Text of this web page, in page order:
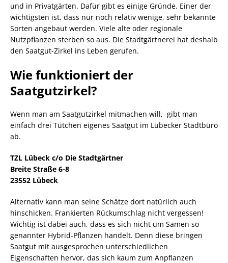
und in Privatgärten. Dafür gibt es einige Gründe. Einer der
wichtigsten ist, dass nur noch relativ wenige, sehr bekannte
Sorten angebaut werden. Viele alte oder regionale
Nutzpflanzen sterben so aus. Die Stadtgärtnerei hat deshalb
den Saatgut-Zirkel ins Leben gerufen.
Wie funktioniert der
Saatgutzirkel?
Wenn man am Saatgutzirkel mitmachen will, gibt man
einfach drei Tütchen eigenes Saatgut im Lübecker Stadtbüro
ab.
TZL Lübeck c/o Die Stadtgärtner
Breite Straße 6-8
23552 Lübeck
Alternativ kann man seine Schätze dort natürlich auch
hinschicken. Frankierten Rückumschlag nicht vergessen!
Wichtig ist dabei auch, dass es sich nicht um Samen so
genannter Hybrid-Pflanzen handelt. Denn diese bringen
Saatgut mit ausgesprochen unterschiedlichen
Eigenschaften hervor, das sich kaum zum Anpflanzen